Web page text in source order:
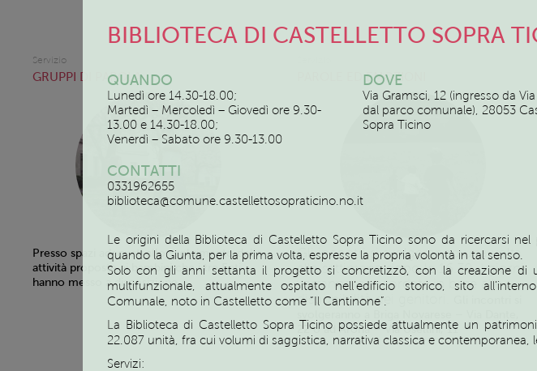
BIBLIOTECA DI CASTELLETTO SOPRA
QUANDO
Lunedì ore 14.30-18.00;
Martedì – Mercoledì – Giovedì ore 9.30-
13.00 e 14.30-18.00;
Venerdì – Sabato ore 9.30-13.00
DOVE
Via Gramsci, 12 (ingresso da
dal parco comunale), 28053
Sopra Ticino
CONTATTI
0331962655
biblioteca@comune.castellettosopraticino.no.it
Le origini della Biblioteca di Castelletto Sopra Ticino sono da ricercarsi nel
quando la Giunta, per la prima volta, espresse la propria volontà in tal senso.
Solo con gli anni settanta il progetto si concretizzò, con la creazione di
multifunzionale, attualmente ospitato nell’edificio storico, sito
Comunale, noto in Castelletto come “Il Cantinone”.
La Biblioteca di Castelletto Sopra Ticino possiede attualmente un
22.087 unità, fra cui volumi di saggistica, narrativa classica e
Servizi:
Servizio
GRUPPI DI PAROLA
Presso spazi adeguati allo svolgimento delle
attività proposte ai bambini che i tre Enti
hanno messo a disposizione.
PAROLE ED EMOZIONI
Gli incontri si svolgeranno una volta
alla settimana dopo le 16.30. I giorni
verranno concordate in base alle
disponibilità dei genitori.
22 o ad Arona – Via Usellini, 11